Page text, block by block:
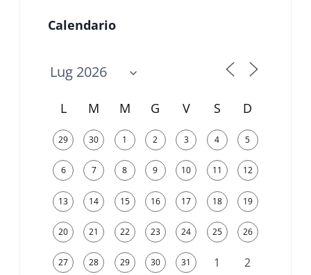
Calendario
L M M G V S D
29 30 1 2 3 4 5
6 7 8 9 10 11 12
13 14 15 16 17 18 19
20 21 22 23 24 25 26
27 28 29 30 31 1 2